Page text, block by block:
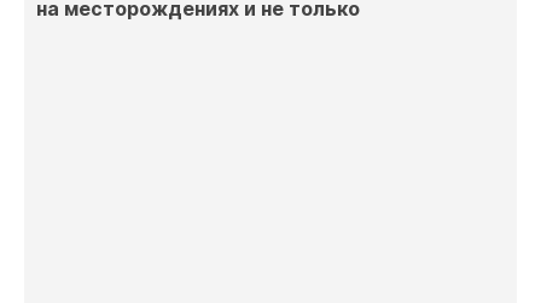
на месторождениях и не только